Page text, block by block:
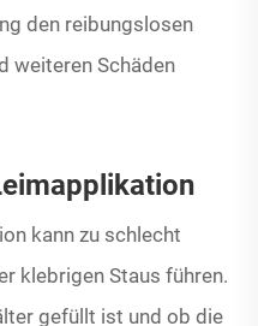
den reibungslosen
weiteren Schäden
kann zu schlecht
klebrigen Staus führen.
gefüllt ist und ob die